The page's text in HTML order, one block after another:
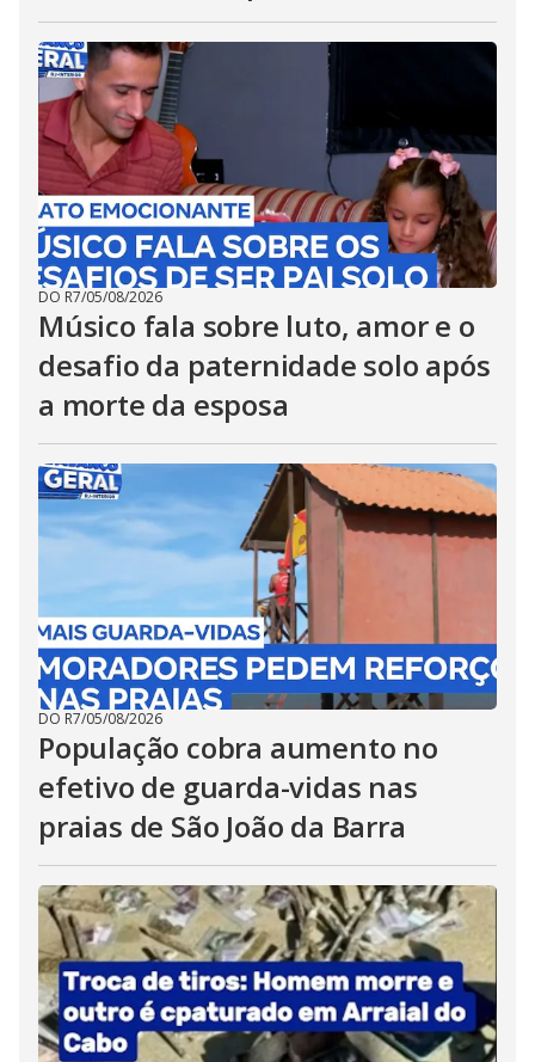
DO R7/05/08/2026
Músico fala sobre luto, amor e o
desafio da paternidade solo após
a morte da esposa
DO R7/05/08/2026
População cobra aumento no
efetivo de guarda-vidas nas
praias de São João da Barra